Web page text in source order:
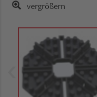
vergrößern